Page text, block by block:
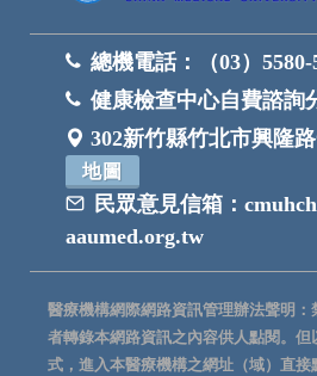
總機電話：
（03）
健康檢查中心自費諮詢
302新竹縣竹北市興隆
地圖
民眾意見信箱：
aaumed.org.tw
醫療機構網際網路資訊管理辦法聲明
者轉錄本網路資訊之內容供人點閱。
式，進入本醫療機構之網址（域）直接